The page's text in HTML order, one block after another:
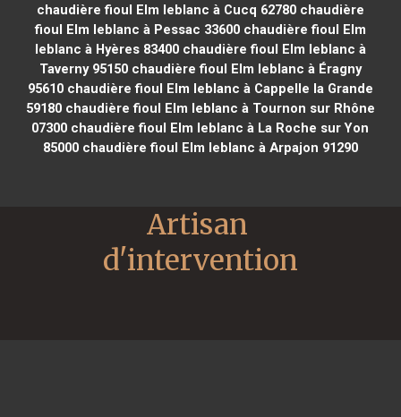
chaudière fioul Elm leblanc à Cucq 62780chaudière
fioul Elm leblanc à Pessac 33600chaudière fioul Elm
leblanc à Hyères 83400chaudière fioul Elm leblanc à
Taverny 95150chaudière fioul Elm leblanc à Éragny
95610chaudière fioul Elm leblanc à Cappelle la Grande
59180chaudière fioul Elm leblanc à Tournon sur Rhône
07300 chaudière fioul Elm leblanc à La Roche sur Yon
85000chaudière fioul Elm leblanc à Arpajon 91290
Artisan
d'intervention